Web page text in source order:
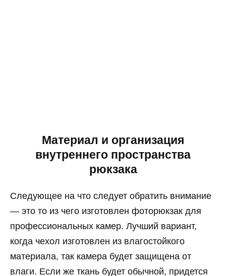
Материал и организация
внутреннего пространства
рюкзака
Следующее на что следует обратить внимание
— это то из чего изготовлен фоторюкзак для
профессиональных камер. Лучший вариант,
когда чехол изготовлен из влагостойкого
материала, так камера будет защищена от
влаги. Если же ткань будет обычной, придется